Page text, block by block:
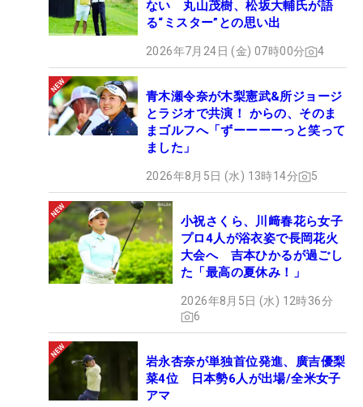
ない 丸山茂樹、松坂大輔氏が語
る“ミスター”との思い出
2026年7月24日 (金) 07時00分 4
青木瀬令奈が木梨憲武&所ジョージ
とラジオで共演！ からの、そのま
まゴルフへ「ずーーーーっと笑って
ました」
2026年8月5日 (水) 13時14分 5
小祝さくら、川﨑春花ら女子
プロ4人が浴衣姿で長岡花火
大会へ 吉本ひかるが過ごし
た「最高の夏休み！」
2026年8月5日 (水) 12時36分
6
岩永杏奈が単独首位発進、廣吉優梨
菜4位 日本勢6人が出場/全米女子
アマ